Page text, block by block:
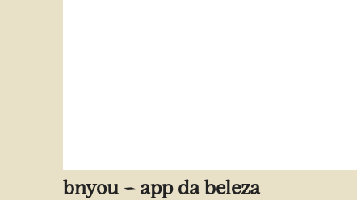
bnyou – app da beleza